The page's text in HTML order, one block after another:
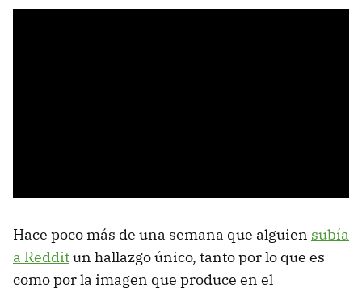
Hace poco más de una semana que alguien subía
a Redditun hallazgo único, tanto por lo que es
como por la imagen que produce en el